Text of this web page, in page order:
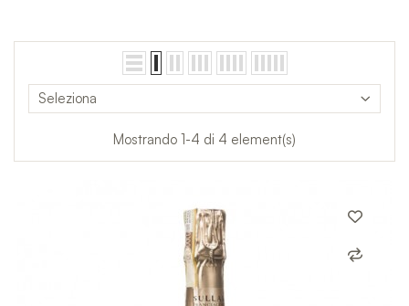
Seleziona
Mostrando 1-4 di 4 element(s)